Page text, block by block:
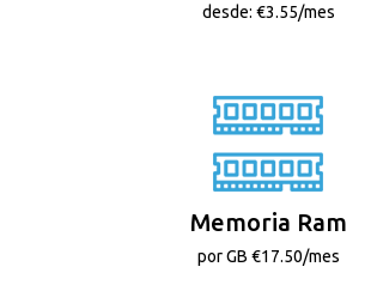
desde: €3.55/mes
Memoria Ram
por GB €17.50/mes